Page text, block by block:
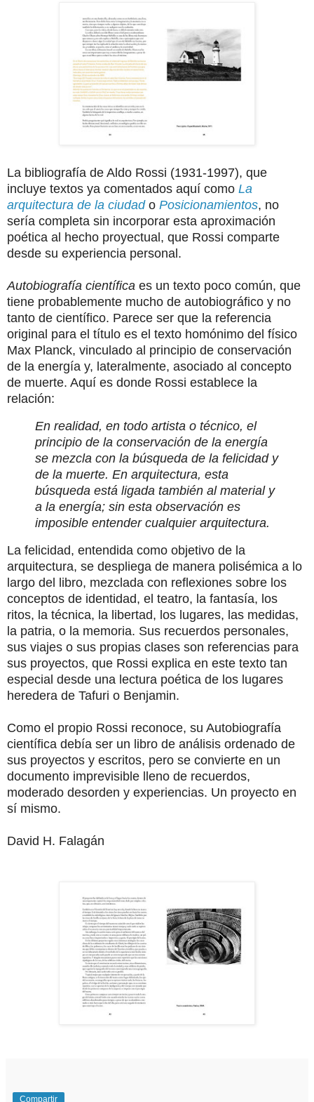
La bibliografía de Aldo Rossi (1931-1997), que
incluye textos ya comentados aquí como La
arquitectura de la ciudado Posicionamientos, no
sería completa sin incorporar esta aproximación
poética al hecho proyectual, que Rossi comparte
desde su experiencia personal.
Autobiografía científica es un texto poco común, que
tiene probablemente mucho de autobiográfico y no
tanto de científico. Parece ser que la referencia
original para el título es el texto homónimo del físico
Max Planck, vinculado al principio de conservación
de la energía y, lateralmente, asociado al concepto
de muerte. Aquí es donde Rossi establece la
relación:
En realidad, en todo artista o técnico, el
principio de la conservación de la energía
se mezcla con la búsqueda de la felicidad y
de la muerte. En arquitectura, esta
búsqueda está ligada también al material y
a la energía; sin esta observación es
imposible entender cualquier arquitectura.
La felicidad, entendida como objetivo de la
arquitectura, se despliega de manera polisémica a lo
largo del libro, mezclada con reflexiones sobre los
conceptos de identidad, el teatro, la fantasía, los
ritos, la técnica, la libertad, los lugares, las medidas,
la patria, o la memoria. Sus recuerdos personales,
sus viajes o sus propias clases son referencias para
sus proyectos, que Rossi explica en este texto tan
especial desde una lectura poética de los lugares
heredera de Tafuri o Benjamin.
Como el propio Rossi reconoce, su Autobiografía
científica debía ser un libro de análisis ordenado de
sus proyectos y escritos, pero se convierte en un
documento imprevisible lleno de recuerdos,
moderado desorden y experiencias. Un proyecto en
sí mismo.
David H. Falagán
Compartir